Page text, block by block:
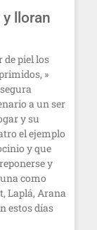
lloran
de piel los
»
a un ser
y su
el ejemplo
y que
y
como
Laplá, Arana
estos días